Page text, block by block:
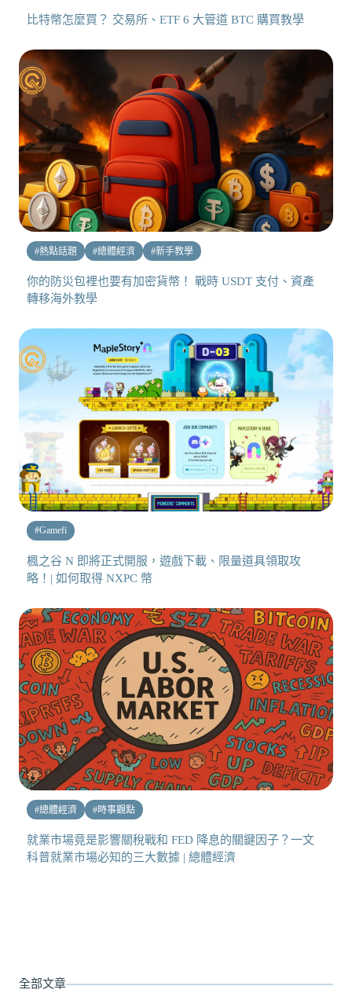
比特幣怎麼買？ 交易所、ETF 6 大管道 BTC 購買教學
#熱點話題 #總體經濟 #新手教學
你的防災包裡也要有加密貨幣！ 戰時 USDT 支付、資產
轉移海外教學
#Gamefi
楓之谷 N 即將正式開服，遊戲下載、限量道具領取攻
略！| 如何取得 NXPC 幣
#總體經濟 #時事觀點
就業市場竟是影響關稅戰和 FED 降息的關鍵因子？一文
科普就業市場必知的三大數據 | 總體經濟
全部文章